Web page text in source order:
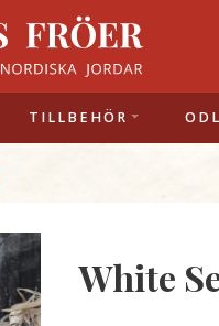
TILLBEHÖR
White